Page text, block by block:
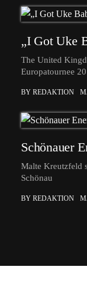
„I Got Uke
The United
Europatournee
BY REDAKTION
Schönauer
Malte Kreutzfeld
Schönau
BY REDAKTION